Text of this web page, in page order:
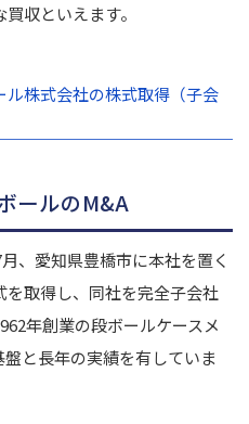
収といえます。
株式会社の株式取得（子会
ールのM&A
、愛知県豊橋市に本社を置く
取得し、同社を完全子会社
年創業の段ボールケースメ
と長年の実績を有していま